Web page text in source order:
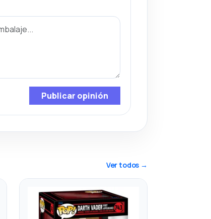
Publicar opinión
Ver todos →